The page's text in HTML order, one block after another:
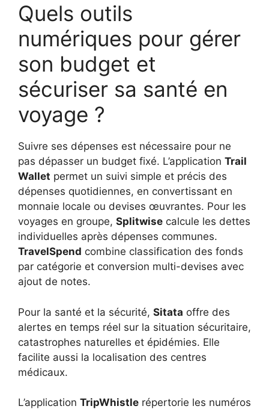
Quels outils
numériques pour gérer
son budget et
sécuriser sa santé en
voyage ?
Suivre ses dépenses est nécessaire pour ne
pas dépasser un budget fixé. L’application Trail
Wallet permet un suivi simple et précis des
dépenses quotidiennes, en convertissant en
monnaie locale ou devises œuvrantes. Pour les
voyages en groupe, Splitwise calcule les dettes
individuelles après dépenses communes.
TravelSpend combine classification des fonds
par catégorie et conversion multi-devises avec
ajout de notes.
Pour la santé et la sécurité, Sitata offre des
alertes en temps réel sur la situation sécuritaire,
catastrophes naturelles et épidémies. Elle
facilite aussi la localisation des centres
médicaux.
L’application TripWhistle répertorie les numéros